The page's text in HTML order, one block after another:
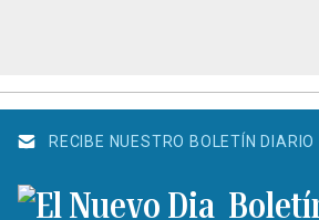
RECIBE NUESTRO BOLETÍN DIARIO